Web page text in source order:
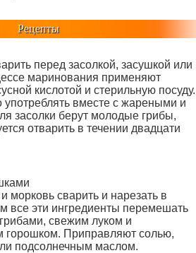
Рецепты
перед засолкой, засушкой или
маринования применяют
кислотой и стерильную посуду.
употреблять вместе с жареными и
засолки берут молодые грибы,
отварить в течении двадцати
морковь сварить и нарезать в
все эти ингредиенты перемешать
свежим луком и
горошком. Приправляют солью,
подсолнечным маслом.